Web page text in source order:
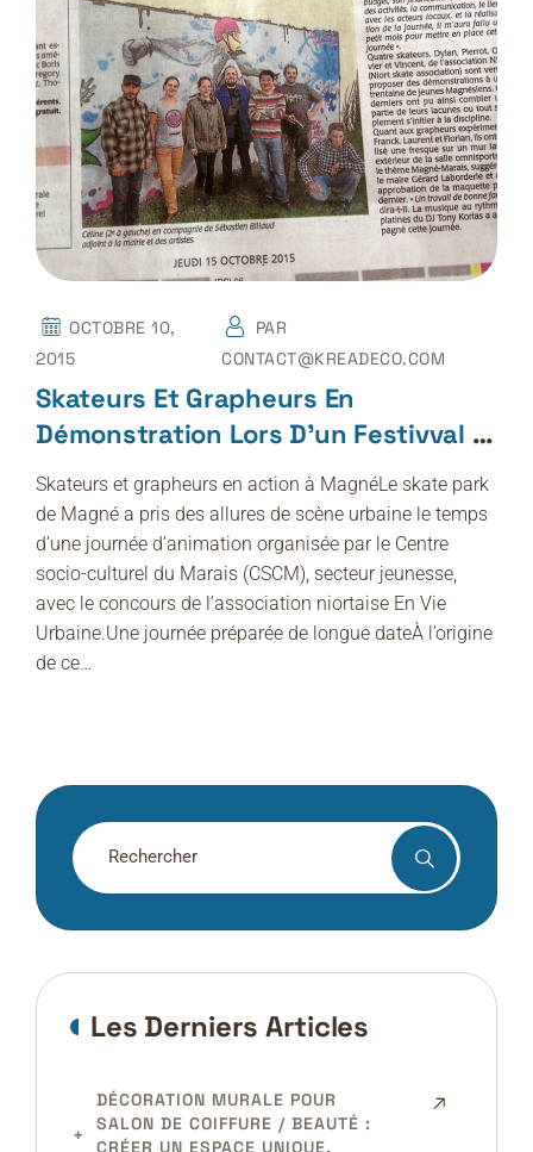
OCTOBRE 10,
2015
PAR
CONTACT@KREADECO.COM
Skateurs Et Grapheurs En
Démonstration Lors D’un Festivval À
Magné Dans Les Deux-Sèvres
Skateurs et grapheurs en action à MagnéLe skate park
de Magné a pris des allures de scène urbaine le temps
d’une journée d’animation organisée par le Centre
socio-culturel du Marais (CSCM), secteur jeunesse,
avec le concours de l’association niortaise En Vie
Urbaine.Une journée préparée de longue dateÀ l’origine
de ce…
Les Derniers Articles
DÉCORATION MURALE POUR
SALON DE COIFFURE / BEAUTÉ :
CRÉER UN ESPACE UNIQUE,